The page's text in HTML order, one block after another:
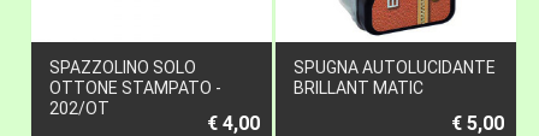
SPAZZOLINO SOLO
OTTONE STAMPATO -
202/OT
€ 4,00
SPUGNA AUTOLUCIDANTE
BRILLANT MATIC
€ 5,00